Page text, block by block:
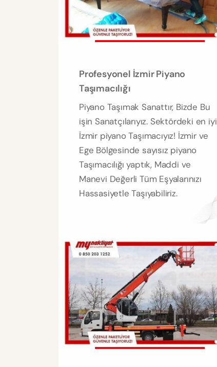
Profesyonel İzmir Piyano
Taşımacılığı
Piyano Taşımak Sanattır, Bizde Bu
işin Sanatçılarıyız. Sektördeki en iyi
İzmir piyano Taşımacıyız! İzmir ve
Ege Bölgesinde sayısız piyano
Taşımacılığı yaptık, Maddi ve
Manevi Değerli Tüm Eşyalarınızı
Hassasiyetle Taşıyabiliriz.